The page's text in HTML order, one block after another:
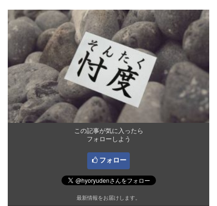
この記事が気に入ったら
フォローしよう
フォロー
最新情報をお届けします。